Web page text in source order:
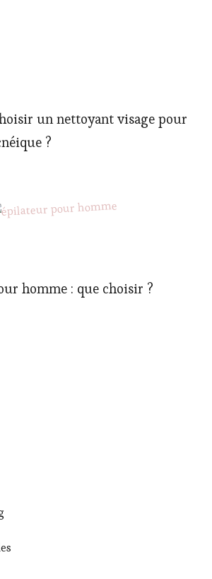
un nettoyant visage pour
?
homme : que choisir ?